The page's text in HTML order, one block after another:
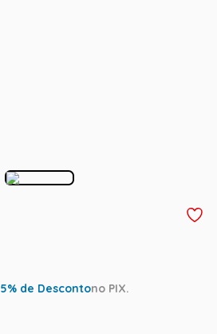
5% de Descontono PIX.